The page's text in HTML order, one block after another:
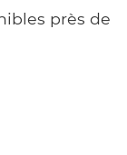
près de